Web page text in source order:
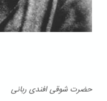
حضرت شوقی افندی ربانی